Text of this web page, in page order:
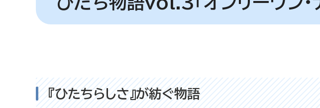
『ひたちらしさ』が紡ぐ物語